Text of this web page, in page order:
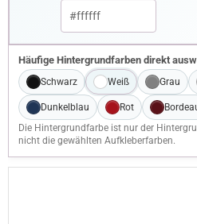
Häufige Hintergrundfarben direkt
Schwarz Weiß Grau
Dunkelblau Rot
Die Hintergrundfarbe ist nur der
nicht die gewählten Aufkleberfarben.